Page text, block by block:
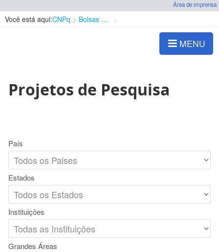
Área de imprensa
Você está aqui:CNPq Bolsas e Auxílios Vigentes
MENU
Projetos de Pesquisa
País
Estados
Instituições
Grandes Áreas